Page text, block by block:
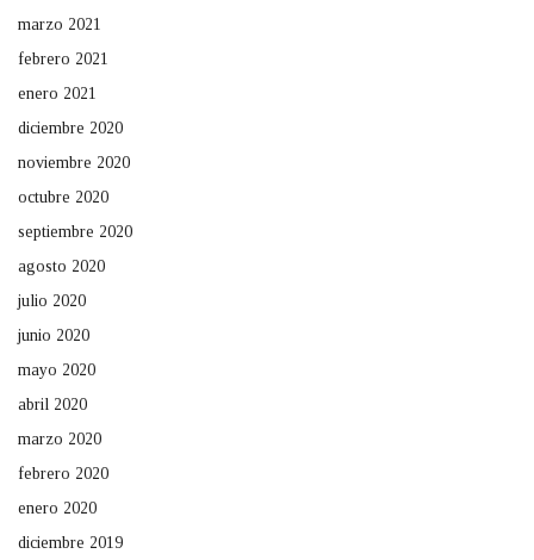
marzo 2021
febrero 2021
enero 2021
diciembre 2020
noviembre 2020
octubre 2020
septiembre 2020
agosto 2020
julio 2020
junio 2020
mayo 2020
abril 2020
marzo 2020
febrero 2020
enero 2020
diciembre 2019